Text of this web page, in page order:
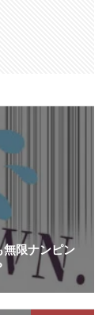
無限ナンピン